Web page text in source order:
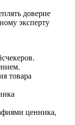
доверие
эксперту
товара
ценника,